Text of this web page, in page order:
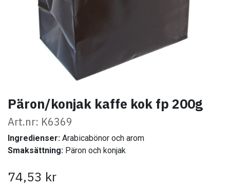
Päron/konjak kaffe kok fp 200g
Art.nr: K6369
Ingredienser: Arabicabönor och arom
Smaksättning: Päron och konjak
74,53 kr